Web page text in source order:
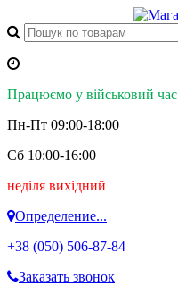
Працюємо у військовий час
Пн-Пт 09:00-18:00
Сб 10:00-16:00
неділя вихідний
Определение...
+38 (050) 506-87-84
Заказать звонок